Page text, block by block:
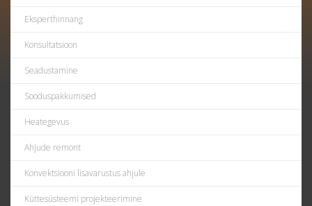
Eksperthinnang
Konsultatsioon
Seadustamine
Sooduspakkumised
Heategevus
Ahjude remont
Konvektsiooni lisavarustus ahjule
Küttesüsteemi projekteerimine